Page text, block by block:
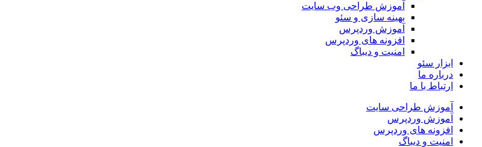
آموزش طراحی وب سایت
بهینه سازی و سئو
آموزش وردپرس
افزونه های وردپرس
امنیت و دیباگ
ابزار سئو
درباره ما
ارتباط با ما
آموزش طراحی سایت
آموزش وردپرس
افزونه های وردپرس
امنیت و دیباگ